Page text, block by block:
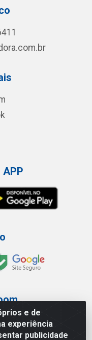
e de
experiência
publicidade
APP
Paulo/SP